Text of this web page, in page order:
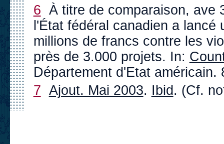
6 À titre de comparaison, ave
l'État fédéral canadien a
millions de francs contre les
près de 3.000 projets. In:
Département d'Etat américain.
7 Ajout. Mai 2003. Ibid . (Cf.